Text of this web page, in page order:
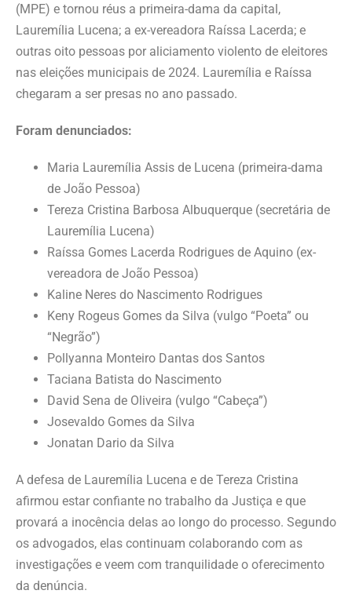
(MPE) e tornou réus a primeira-dama da capital,
Lauremília Lucena; a ex-vereadora Raíssa Lacerda; e
outras oito pessoas por aliciamento violento de eleitores
nas eleições municipais de 2024. Lauremília e Raíssa
chegaram a ser presas no ano passado.
Foram denunciados:
Maria Lauremília Assis de Lucena (primeira-dama
de João Pessoa)
Tereza Cristina Barbosa Albuquerque (secretária de
Lauremília Lucena)
Raíssa Gomes Lacerda Rodrigues de Aquino (ex-
vereadora de João Pessoa)
Kaline Neres do Nascimento Rodrigues
Keny Rogeus Gomes da Silva (vulgo “Poeta” ou
“Negrão”)
Pollyanna Monteiro Dantas dos Santos
Taciana Batista do Nascimento
David Sena de Oliveira (vulgo “Cabeça”)
Josevaldo Gomes da Silva
Jonatan Dario da Silva
A defesa de Lauremília Lucena e de Tereza Cristina
afirmou estar confiante no trabalho da Justiça e que
provará a inocência delas ao longo do processo. Segundo
os advogados, elas continuam colaborando com as
investigações e veem com tranquilidade o oferecimento
da denúncia.